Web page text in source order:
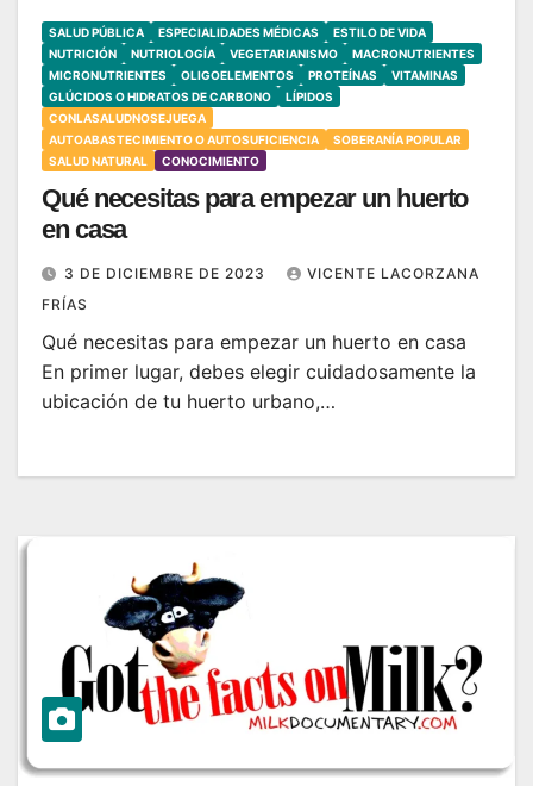
SALUD PÚBLICA ESPECIALIDADES MÉDICAS
ESTILO DE VIDA
NUTRICIÓN
NUTRIOLOGÍA VEGETARIANISMO
MACRONUTRIENTES
MICRONUTRIENTES
OLIGOELEMENTOS PROTEÍNAS
VITAMINAS
GLÚCIDOS O HIDRATOS DE CARBONO
LÍPIDOS
CONLASALUDNOSEJUEGA
AUTOABASTECIMIENTO O AUTOSUFICIENCIA
SOBERANÍA POPULAR
SALUD NATURAL
CONOCIMIENTO
Qué necesitas para empezar un huerto
en casa
3 DE DICIEMBRE DE 2023
VICENTE LACORZANA
FRÍAS
Qué necesitas para empezar un huerto en casa
En primer lugar, debes elegir cuidadosamente la
ubicación de tu huerto urbano,…